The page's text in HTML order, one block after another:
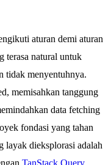
aturan demi aturan
terasa natural untuk
tidak menyentuhnya.
memisahkan tanggung
data fetching
fondasi yang tahan
layak dieksplorasi adalah
TanStack Query